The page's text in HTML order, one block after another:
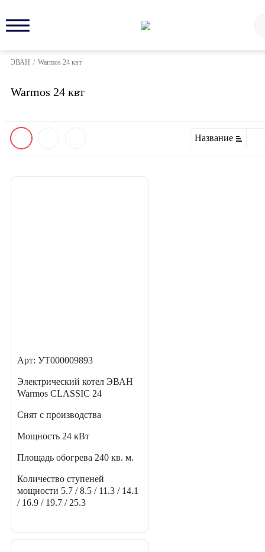
ЭВАН / Warmos 24 квт
Warmos 24 квт
Название
Арт: УТ000009893
Электрический котел ЭВАН
Warmos CLASSIC 24
Снят с производства
Мощность 24 кВт
Площадь обогрева 240 кв. м.
Количество ступеней
мощности 5.7 / 8.5 / 11.3 / 14.1
/ 16.9 / 19.7 / 25.3